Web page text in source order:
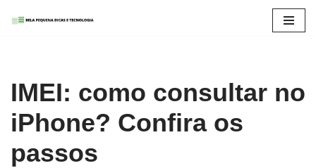
conteúdo
IMEI: como consultar no
iPhone? Confira os
passos